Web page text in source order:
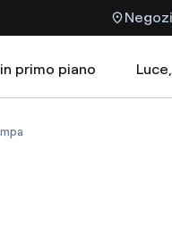
primo piano